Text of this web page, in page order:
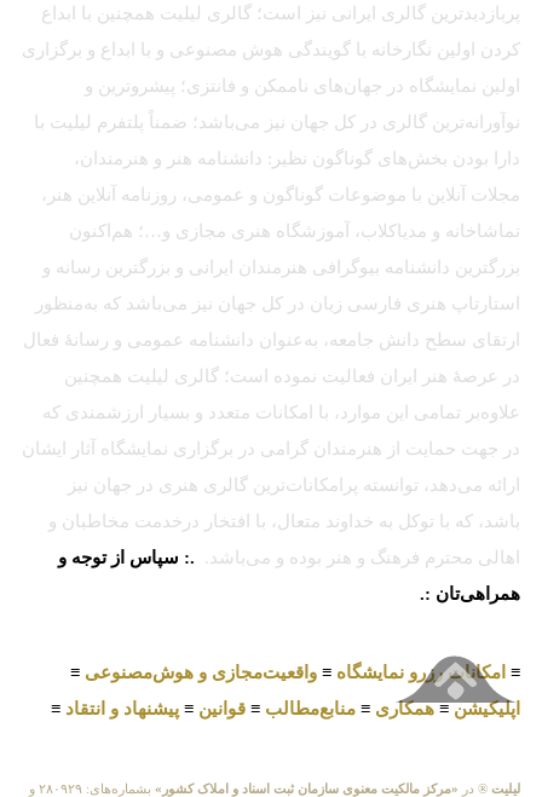
پربازدیدترین گالری ایرانی نیز است؛ گالری لیلیت همچنین با ابداع
کردن اولین نگارخانه با گویندگی هوش مصنوعی و با ابداع و برگزاری
اولین نمایشگاه در جهان‌های ناممکن و فانتزی؛ پیشروترین و
نوآورانه‌ترین گالری در کل جهان نیز می‌باشد؛ ضمناً پلتفرم لیلیت با
دارا بودن بخش‌های گوناگون نظیر: دانشنامه هنر و هنرمندان،
مجلات آنلاین با موضوعات گوناگون و عمومی، روزنامه آنلاین هنر،
تماشاخانه و مدیاکلاب، آموزشگاه هنری مجازی و…؛ هم‌اکنون
بزرگترین دانشنامه بیوگرافی هنرمندان ایرانی و بزرگترین رسانه و
استارتاپ هنری فارسی زبان در کل جهان نیز می‌باشد که به‌منظور
ارتقای سطح دانش جامعه، به‌عنوان دانشنامه عمومی و رسانهٔ فعال
در عرصهٔ هنر ایران فعالیت نموده است؛ گالری لیلیت همچنین
علاوه‌بر تمامی این موارد، با امکانات متعدد و بسیار ارزشمندی که
در جهت حمایت از هنرمندان گرامی در برگزاری نمایشگاه آثار ایشان
ارائه می‌دهد، توانسته پرامکانات‌ترین گالری هنری در جهان نیز
باشد، که با توکل به خداوند متعال، با افتخار درخدمت مخاطبان و
اهالی محترم فرهنگ و هنر بوده و می‌باشد. .: سپاس از توجه و
همراهی‌تان :.
≡ امکانات رزرو نمایشگاه ≡ واقعیت‌مجازی و هوش‌مصنوعی ≡
اپلیکیشن≡همکاری ≡ منابع‌مطالب ≡ قوانین ≡ پیشنهاد و انتقاد ≡
لیلیت ® در «مرکز مالکیت معنوی سازمان ثبت اسناد و املاک کشور» بشماره‌های: ۲۸۰۹۲۹ و